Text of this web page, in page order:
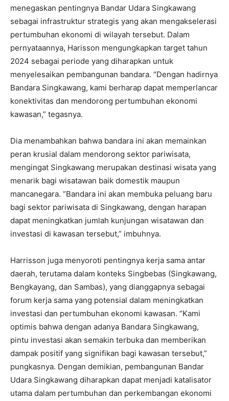
menegaskan pentingnya Bandar Udara Singkawang
sebagai infrastruktur strategis yang akan mengakselerasi
pertumbuhan ekonomi di wilayah tersebut. Dalam
pernyataannya, Harisson mengungkapkan target tahun
2024 sebagai periode yang diharapkan untuk
menyelesaikan pembangunan bandara. “Dengan hadirnya
Bandara Singkawang, kami berharap dapat memperlancar
konektivitas dan mendorong pertumbuhan ekonomi
kawasan,” tegasnya.
Dia menambahkan bahwa bandara ini akan memainkan
peran krusial dalam mendorong sektor pariwisata,
mengingat Singkawang merupakan destinasi wisata yang
menarik bagi wisatawan baik domestik maupun
mancanegara. “Bandara ini akan membuka peluang baru
bagi sektor pariwisata di Singkawang, dengan harapan
dapat meningkatkan jumlah kunjungan wisatawan dan
investasi di kawasan tersebut,” imbuhnya.
Harrisson juga menyoroti pentingnya kerja sama antar
daerah, terutama dalam konteks Singbebas (Singkawang,
Bengkayang, dan Sambas), yang dianggapnya sebagai
forum kerja sama yang potensial dalam meningkatkan
investasi dan pertumbuhan ekonomi kawasan. “Kami
optimis bahwa dengan adanya Bandara Singkawang,
pintu investasi akan semakin terbuka dan memberikan
dampak positif yang signifikan bagi kawasan tersebut,”
pungkasnya. Dengan demikian, pembangunan Bandar
Udara Singkawang diharapkan dapat menjadi katalisator
utama dalam pertumbuhan dan perkembangan ekonomi